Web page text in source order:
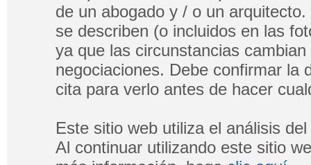
de un abogado y / o un
se describen (o incluidos en las
ya que las circunstancias
negociaciones. Debe confirmar la
cita para verlo antes de hacer
Este sitio web utiliza el análisis
Al continuar utilizando este sitio